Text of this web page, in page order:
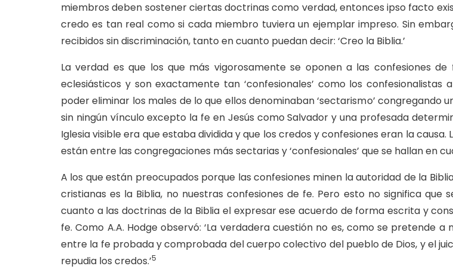
miembros deben sostener ciertas doctrinas como verdad, entonces ipso facto
credo es tan real como si cada miembro tuviera un ejemplar impreso. Sin
recibidos sin discriminación, tanto en cuanto puedan decir: ‘Creo la Biblia.’
La verdad es que los que más vigorosamente se oponen a las confesiones
eclesiásticos y son exactamente tan ‘confesionales’ como los
poder eliminar los males de lo que ellos denominaban ‘sectarismo’
sin ningún vínculo excepto la fe en Jesús como Salvador y una profesada
Iglesia visible era que estaba dividida y que los credos y confesiones eran la causa.
están entre las congregaciones más sectarias y ‘confesionales’ que se hallan en
A los que están preocupados porque las confesiones minen la autoridad de la
cristianas es la Biblia, no nuestras confesiones de fe. Pero esto no significa
cuanto a las doctrinas de la Biblia el expresar ese acuerdo de forma escrita y
fe. Como A.A. Hodge observó: ‘La verdadera cuestión no es, como se pretende
entre la fe probada y comprobada del cuerpo colectivo del pueblo de Dios, y el
repudia los credos.’5